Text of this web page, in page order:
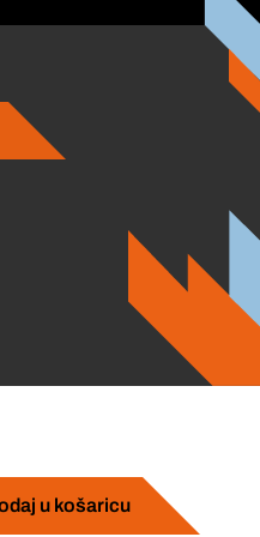
u košaricu
Group. All rights reserved.